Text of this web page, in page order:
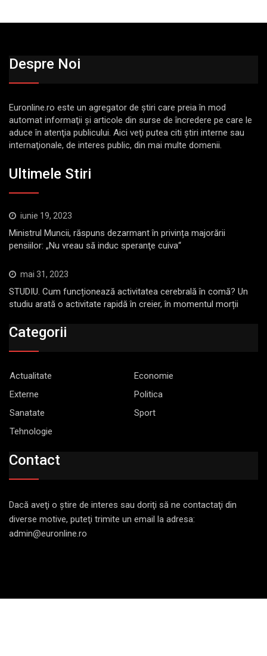
Despre Noi
Euronline.ro este un agregator de ştiri care preia în mod
automat informaţii şi articole din surse de încredere pe care le
aduce în atenţia publicului. Aici veţi putea citi ştiri interne sau
internaţionale, de interes public, din mai multe domenii.
Ultimele Stiri
iunie 19, 2023
Ministrul Muncii, răspuns dezarmant în privința majorării
pensiilor: „Nu vreau să induc speranţe cuiva“
mai 31, 2023
STUDIU. Cum funcționează activitatea cerebrală în comă? Un
studiu arată o activitate rapidă în creier, în momentul morții
Categorii
Actualitate
Economie
Externe
Politica
Sanatate
Sport
Tehnologie
Contact
Dacă aveţi o ştire de interes sau doriţi să ne contactaţi din
diverse motive, puteţi trimite un email la adresa:
admin@euronline.ro